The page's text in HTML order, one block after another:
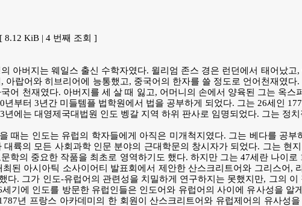
8.12 KiB | 4 번째 조회 ]
아버지는 웨일스 출신 수학자였다. 윌리엄 존스 경은 런던에서 태어났
아랍어와 히브리어에 능통했고, 중국어의 한자를 쓸 정도로 언어천재였
어 천재였다. 아버지를 세 살 때 잃고, 어머니의 손에서 양육된 그는 옥
년부터 3년간 미들템플 법학원에서 법을 공부하게 되었다. 그는 26세인
년에는 대영제국대법원 인도 벵갈 지역 하위 판사로 임명되었다. 그는 정
때는 인도는 유럽의 학자들에게 아직은 미개척지였다. 그는 베다를 공
대륙의 모든 사회과학 인문 분야의 근대학문의 창시자가 되었다. 그는 현
학의 중요한 작품을 최초로 영역하기도 했다. 하지만 그는 47세란 나이
최된 아시아틱 소사이어티 발표회에서 제안한 산스크리트어와 그리스어
다. 그가 인도-유럽어의 관련성을 치밀하게 연구하지는 못했지만, 그의
세기에 인도를 방문한 유럽인들은 인도어와 유럽어의 사이에 유사성을
년 프랑스 아카데미의 한 회원이 산스크리트어와 유럽제어의 유사성